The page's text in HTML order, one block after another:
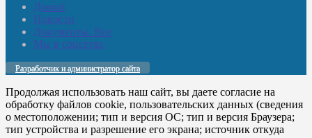
Домой
Новости
Документы. Все
Мы в соцсетях
Разработчик и администратор сайта
Продолжая использовать наш сайт, вы даете согласие на
обработку файлов cookie, пользовательских данных (сведения
о местоположении; тип и версия ОС; тип и версия Браузера;
тип устройства и разрешение его экрана; источник откуда